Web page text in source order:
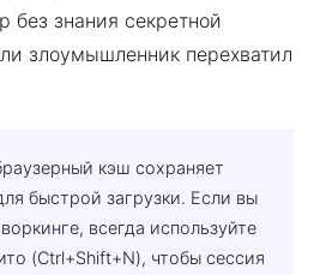
без знания секретной
злоумышленник перехватил
кэш сохраняет
быстрой загрузки. Если вы
всегда используйте
(Ctrl+Shift+N), чтобы сессия